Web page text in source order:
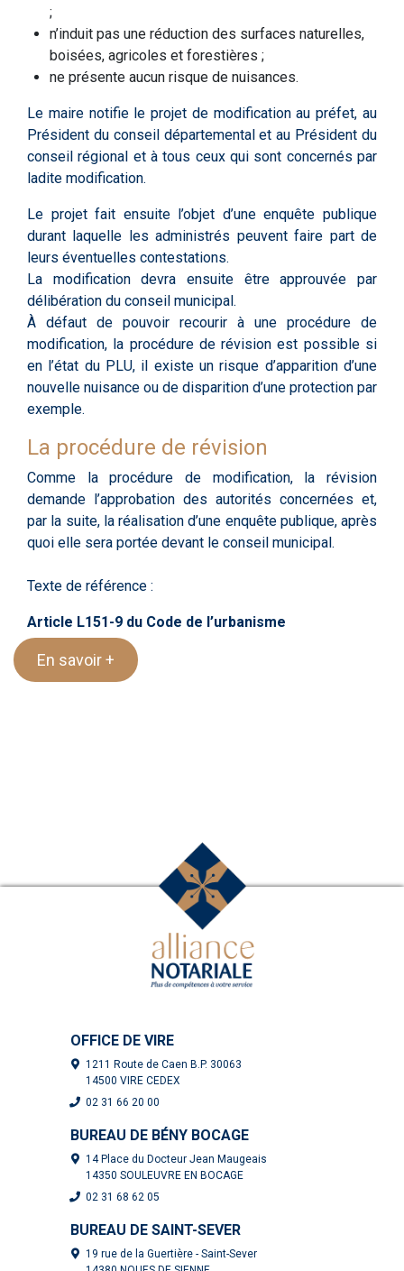
;
n’induit pas une réduction des surfaces naturelles,
boisées, agricoles et forestières ;
ne présente aucun risque de nuisances.
Le maire notifie le projet de modification au préfet, au
Président du conseil départemental et au Président du
conseil régional et à tous ceux qui sont concernés par
ladite modification.
Le projet fait ensuite l’objet d’une enquête publique
durant laquelle les administrés peuvent faire part de
leurs éventuelles contestations.
La modification devra ensuite être approuvée par
délibération du conseil municipal.
À défaut de pouvoir recourir à une procédure de
modification, la procédure de révision est possible si
en l’état du PLU, il existe un risque d’apparition d’une
nouvelle nuisance ou de disparition d’une protection par
exemple.
La procédure de révision
Comme la procédure de modification, la révision
demande l’approbation des autorités concernées et,
par la suite, la réalisation d’une enquête publique, après
quoi elle sera portée devant le conseil municipal.
Texte de référence :
Article L151-9 du Code de l’urbanisme
En savoir +
OFFICE DE VIRE
1211 Route de Caen B.P. 30063
14500 VIRE CEDEX
02 31 66 20 00
BUREAU DE BÉNY BOCAGE
14 Place du Docteur Jean Maugeais
14350 SOULEUVRE EN BOCAGE
02 31 68 62 05
BUREAU DE SAINT-SEVER
19 rue de la Guertière - Saint-Sever